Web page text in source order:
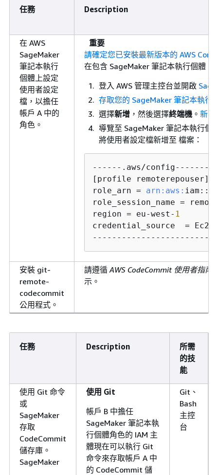
任務 Description
在 AWS
SageMaker
筆記本執行
個體上設定
使用者設定
檔，以擔任
帳戶 A 中的
角色。
重要
請確定您已安裝最新版本的 AWS
在包含 SageMaker 筆記本執行個體 (
登入 AWS 管理主控台並開啟
存取您的 SageMaker 筆記本執行
選擇新增 ，然後選擇終端機 。 新的
導覽至 SageMaker 筆記本執行個
將使用者設定檔新增至 檔案：
------.aws/
[profile remoterepouser]
role_arn = arn: aws:
role_session_name =
region = eu-west- 1
credential_source  =
安裝 git-
remote-
codecommit
公用程式。
請遵循 AWS CodeCommit 使用者指南
示。
任務 Description
所需
的技
能
使用 Git 命令
或
SageMaker
存取
CodeCommit
儲存庫。
SageMaker
使用 Git
帳戶 B 中擔任
SageMaker 筆記本執
行個體角色的 IAM 主
體現在可以執行 Git
命令來存取帳戶 A 中
的 CodeCommit 儲
Git、
Bash
主控
台